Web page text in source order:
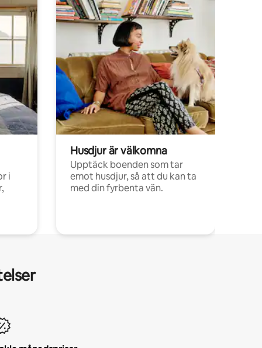
i
Husdjur är välkomna
Upptäck boenden som tar
emot husdjur, så att du kan ta
med din fyrbenta vän.